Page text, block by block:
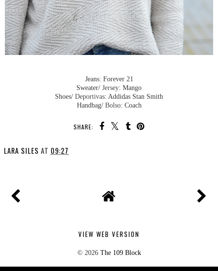
Jeans: Forever 21
Sweater/ Jersey: Mango
Shoes/ Deportivas: Addidas Stan Smith
Handbag/ Bolso: Coach
SHARE:
LARA SILES AT 09:27
VIEW WEB VERSION
© 2026 The 109 Block